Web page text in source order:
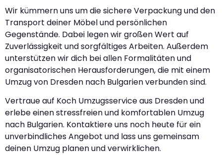
Wir kümmern uns um die sichere Verpackung und den
Transport deiner Möbel und persönlichen
Gegenstände. Dabei legen wir großen Wert auf
Zuverlässigkeit und sorgfältiges Arbeiten. Außerdem
unterstützen wir dich bei allen Formalitäten und
organisatorischen Herausforderungen, die mit einem
Umzug von Dresden nach Bulgarien verbunden sind.
Vertraue auf Koch Umzugsservice aus Dresden und
erlebe einen stressfreien und komfortablen Umzug
nach Bulgarien. Kontaktiere uns noch heute für ein
unverbindliches Angebot und lass uns gemeinsam
deinen Umzug planen und verwirklichen.